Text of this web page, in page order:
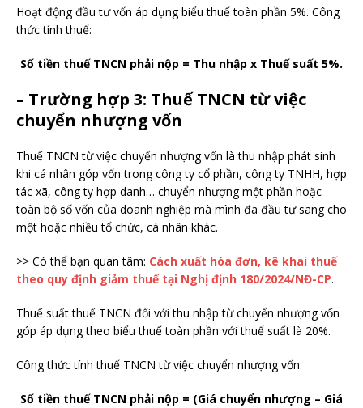
Hoạt động đầu tư vốn áp dụng biểu thuế toàn phần 5%. Công
thức tính thuế:
Số tiền thuế TNCN phải nộp = Thu nhập x Thuế suất 5%.
– Trường hợp 3: Thuế TNCN từ việc
chuyển nhượng vốn
Thuế TNCN từ việc chuyển nhượng vốn là thu nhập phát sinh
khi cá nhân góp vốn trong công ty cổ phần, công ty TNHH, hợp
tác xã, công ty hợp danh… chuyển nhượng một phần hoặc
toàn bộ số vốn của doanh nghiệp mà mình đã đầu tư sang cho
một hoặc nhiều tổ chức, cá nhân khác.
>> Có thể bạn quan tâm: Cách xuất hóa đơn, kê khai thuế
theo quy định giảm thuế tại Nghị định 180/2024/NĐ-CP.
Thuế suất thuế TNCN đối với thu nhập từ chuyển nhượng vốn
góp áp dụng theo biểu thuế toàn phần với thuế suất là 20%.
Công thức tính thuế TNCN từ việc chuyển nhượng vốn:
Số tiền thuế TNCN phải nộp = (Giá chuyển nhượng – Giá